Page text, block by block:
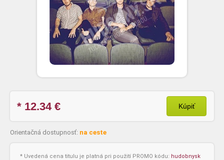
* 12.34€ Kúpiť
Orientačná dostupnosť: na ceste
* Uvedená cena titulu je platná pri použití PROMO kódu: hudobnysk